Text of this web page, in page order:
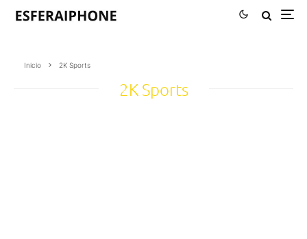
Inicio 2K Sports
2K Sports